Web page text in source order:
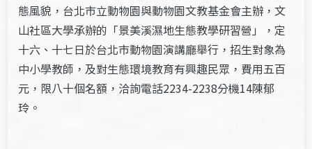
態風貌，台北市立動物園與動物園文教基金會主辦，文
山社區大學承辦的「景美溪濕地生態教學研習營」，定
十六、十七日於台北市動物園演講廳舉行，招生對象為
中小學教師，及對生態環境教育有興趣民眾，費用五百
元，限八十個名額，洽詢電話2234-2238分機14陳郁
玲。